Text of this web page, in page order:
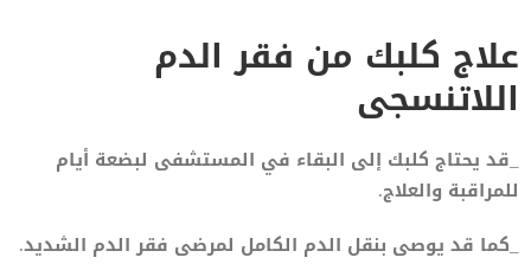
علاج كلبك من فقر الدم
اللاتنسجى
_قد يحتاج كلبك إلى البقاء في المستشفى لبضعة أيام
للمراقبة والعلاج.
_كما قد يوصى بنقل الدم الكامل لمرضى فقر الدم الشديد.